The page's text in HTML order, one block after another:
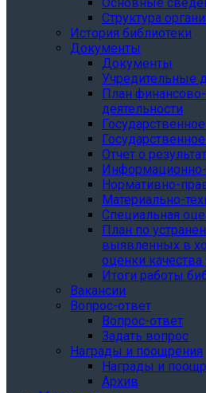
Структура
История библиотеки
Документы
Документы
Учредительные
План
деятельности
Отчет о
Информационно-
Нормативно-
Материально-
Специальная
План по
выявленных в
оценки качества
Итоги работы
Вакансии
Вопрос-ответ
Вопрос-ответ
Задать вопрос
Награды и поощрения
Награды и
Архив